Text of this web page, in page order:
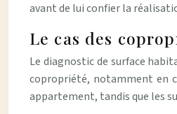
avant de lui confier la
Le cas des
Le diagnostic de surface
copropriété, notamment en
appartement, tandis que les